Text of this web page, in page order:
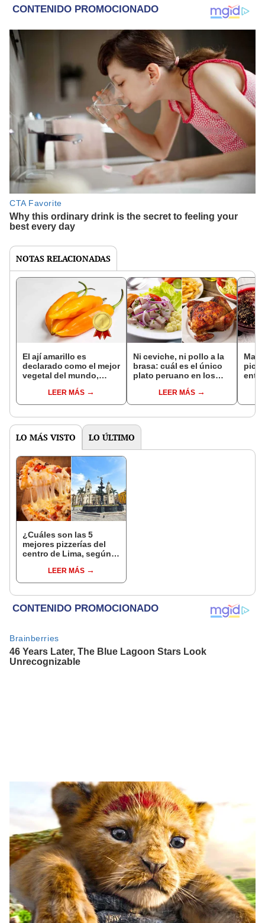
NOTAS RELACIONADAS
El ají amarillo es
declarado como el mejor
vegetal del mundo,
LEER MÁS
Ni ceviche, ni pollo a la
brasa: cuál es el único
plato peruano en los
de Taste Atlas
LEER MÁS
Atlas
LO MÁS VISTO LO ÚLTIMO
¿Cuáles son las 5
mejores pizzerías del
centro de Lima, según
LEER MÁS